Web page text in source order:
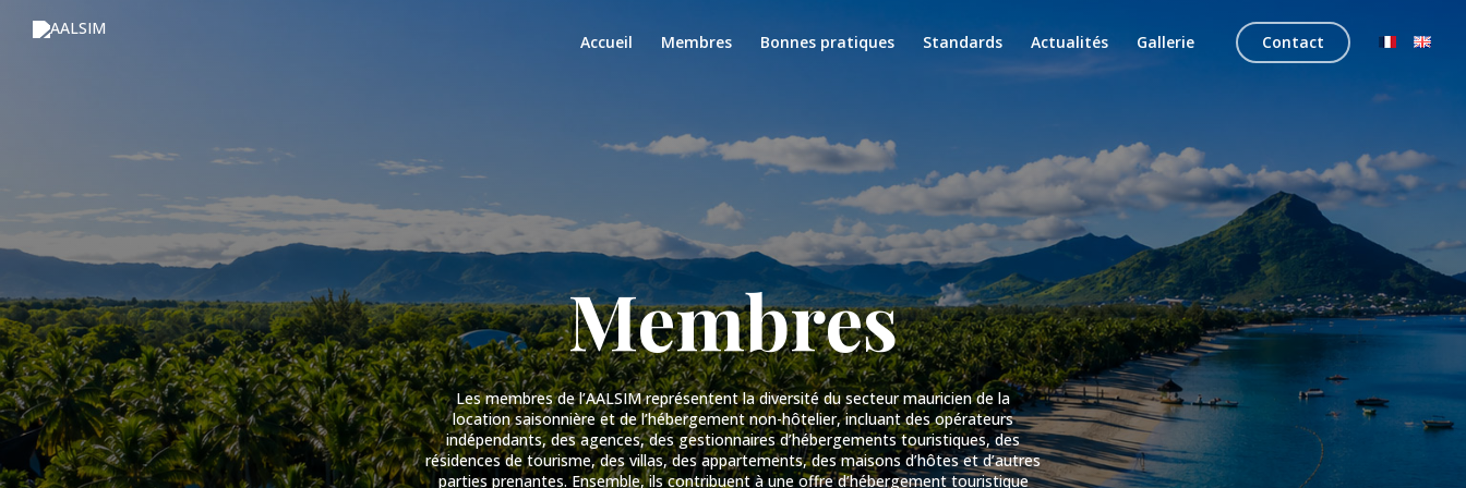
Accueil Membres Bonnes pratiques Standards Actualités Gallerie Contact
Membres
Les membres de l’AALSIM représentent la diversité du secteur mauricien de la
location saisonnière et de l’hébergement non-hôtelier, incluant des opérateurs
indépendants, des agences, des gestionnaires d’hébergements touristiques, des
résidences de tourisme, des villas, des appartements, des maisons d’hôtes et d’autres
parties prenantes. Ensemble, ils contribuent à une offre d’hébergement touristique